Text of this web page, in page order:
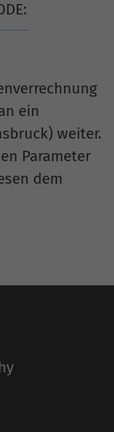
ein
weiter.
Parameter
dem